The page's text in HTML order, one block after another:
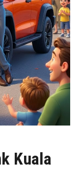
Kuala